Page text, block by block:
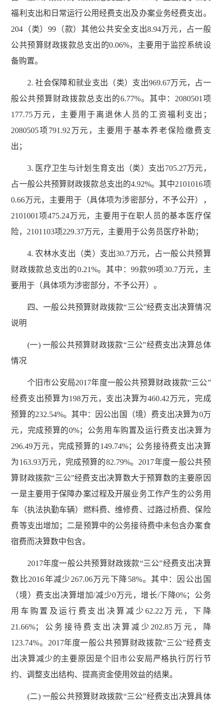
福利支出和日常运行公用经费支出及办案业务经费支出。
204（类）99（款）其他公共安全支出8.94万元，占一般
公共预算财政拨款总支出的0.06%，主要用于监控系统设
备购置。
2. 社会保障和就业支出（类）支出969.67万元，占一
般公共预算财政拨款总支出的6.77%。其中：2080501项
177.75万元，主要用于离退休人员的工资福利支出；
2080505项791.92万元，主要用于基本养老保险缴费支
出；
3. 医疗卫生与计划生育支出（类）支出705.27万元，
占一般公共预算财政拨款总支出的4.92%。其中2101016项
0.66万元，主要用于（具体项为涉密部分，不予公开），
2101001项475.24万元，主要用于在职人员的基本医疗保
险，2101103项229.37万元，主要用于公务员医疗补助；
4. 农林水支出（类）支出30.7万元，占一般公共预算
财政拨款总支出的0.21%。其中：99款99项30.7万元，主
要用于（具体项为涉密部分，不予公开）。
四、一般公共预算财政拨款“三公”经费支出决算情况
说明
(一) 一般公共预算财政拨款“三公”经费支出决算总体
情况
个旧市公安局2017年度一般公共预算财政拨款“三公”
经费支出预算为198万元，支出决算为460.42万元，完成
预算的232.54%。其中：因公出国（境）费支出决算为0万
元，完成预算的0%；公务用车购置及运行费支出决算为
296.49万元，完成预算的149.74%；公务接待费支出决算
为163.93万元，完成预算的82.79%。2017年度一般公共预
算财政拨款“三公”经费支出决算数大于预算数的主要原因
一是主要用于保障办案过程及开展业务工作产生的公务用
车（执法执勤车辆）燃料费、维修费、过路过桥费、保险
费等支出增加；二是预算中的公务接待费中未包含办案食
宿费而决算数中包含。
2017年度一般公共预算财政拨款“三公”经费支出决算
数比2016年减少267.06万元下降58%。其中：因公出国
（境）费支出决算增加/减少0万元，增长/下降0%；公务
用车购置及运行费支出决算减少62.22万元，下降
21.66%；公务接待费支出决算减少202.85万元，降
123.74%。2017年度一般公共预算财政拨款“三公”经费支
出决算减少的主要原因是个旧市公安局严格执行厉行节
约、调整支出结构、提高资金使用效益的结果。
(二) 一般公共预算财政拨款“三公”经费支出决算具体